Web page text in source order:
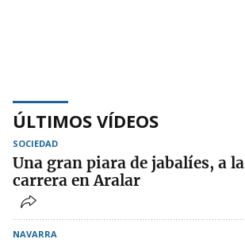
ÚLTIMOS VÍDEOS
SOCIEDAD
Una gran piara de jabalíes, a la
carrera en Aralar
NAVARRA